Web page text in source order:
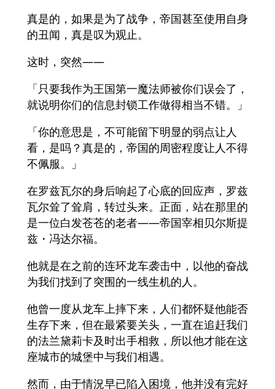
真是的，如果是为了战争，帝国甚至使用自身
的丑闻，真是叹为观止。
这时，突然——
「只要我作为王国第一魔法师被你们误会了，
就说明你们的信息封锁工作做得相当不错。」
「你的意思是，不可能留下明显的弱点让人
看，是吗？真是的，帝国的周密程度让人不得
不佩服。」
在罗兹瓦尔的身后响起了心底的回应声，罗兹
瓦尔耸了耸肩，转过头来。正面，站在那里的
是一位白发苍苍的老者——帝国宰相贝尔斯提
兹・冯达尔福。
他就是在之前的连环龙车袭击中，以他的奋战
为我们找到了突围的一线生机的人。
他曾一度从龙车上摔下来，人们都怀疑他能否
生存下来，但在最紧要关头，一直在追赶我们
的法兰黛莉卡及时出手相救，所以他才能在这
座城市的城堡中与我们相遇。
然而，由于情況早已陷入困境，他并没有完好